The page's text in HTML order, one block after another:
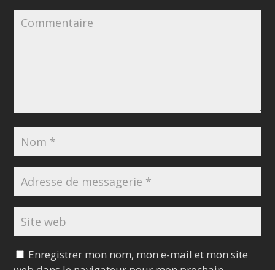
Enregistrer mon nom, mon e-mail et mon site